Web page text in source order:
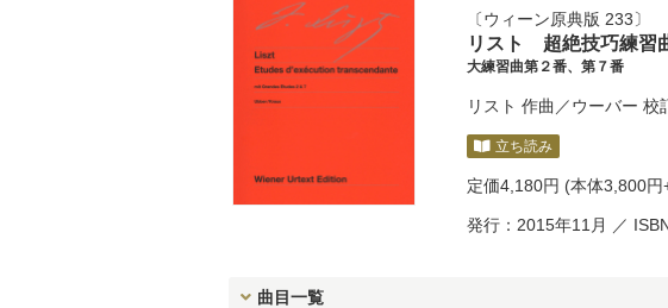
ウィーン原典版 233
リスト 超絶技巧練習
大練習曲第２番、第７番
リスト 作曲／ウーバー 校
立ち読み
定価4,180円 (本体3,800円
発行：2015年11月 ／
曲目一覧